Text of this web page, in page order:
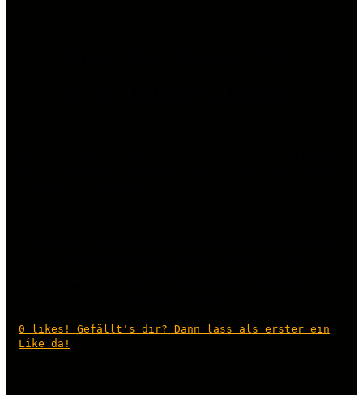
0
likes! Gefällt's dir? Dann lass als erster ein
Like da!